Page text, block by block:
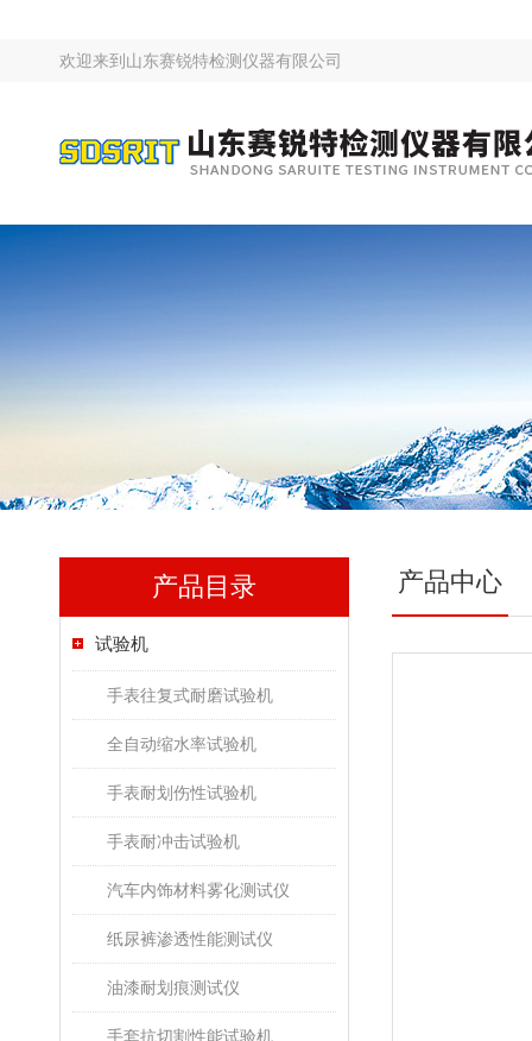
欢迎来到 山东赛锐特检测仪器有限公司
产品目录
试验机
手表往复式耐磨试验机
全自动缩水率试验机
手表耐划伤性试验机
手表耐冲击试验机
汽车内饰材料雾化测试仪
纸尿裤渗透性能测试仪
油漆耐划痕测试仪
手套抗切割性能试验机
产品中心